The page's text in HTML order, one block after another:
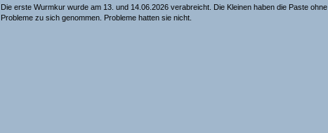
Die erste Wurmkur wurde am 13. und 14.06.2026 verabreicht. Die Kleinen haben die Paste ohne
Probleme zu sich genommen. Probleme hatten sie nicht.